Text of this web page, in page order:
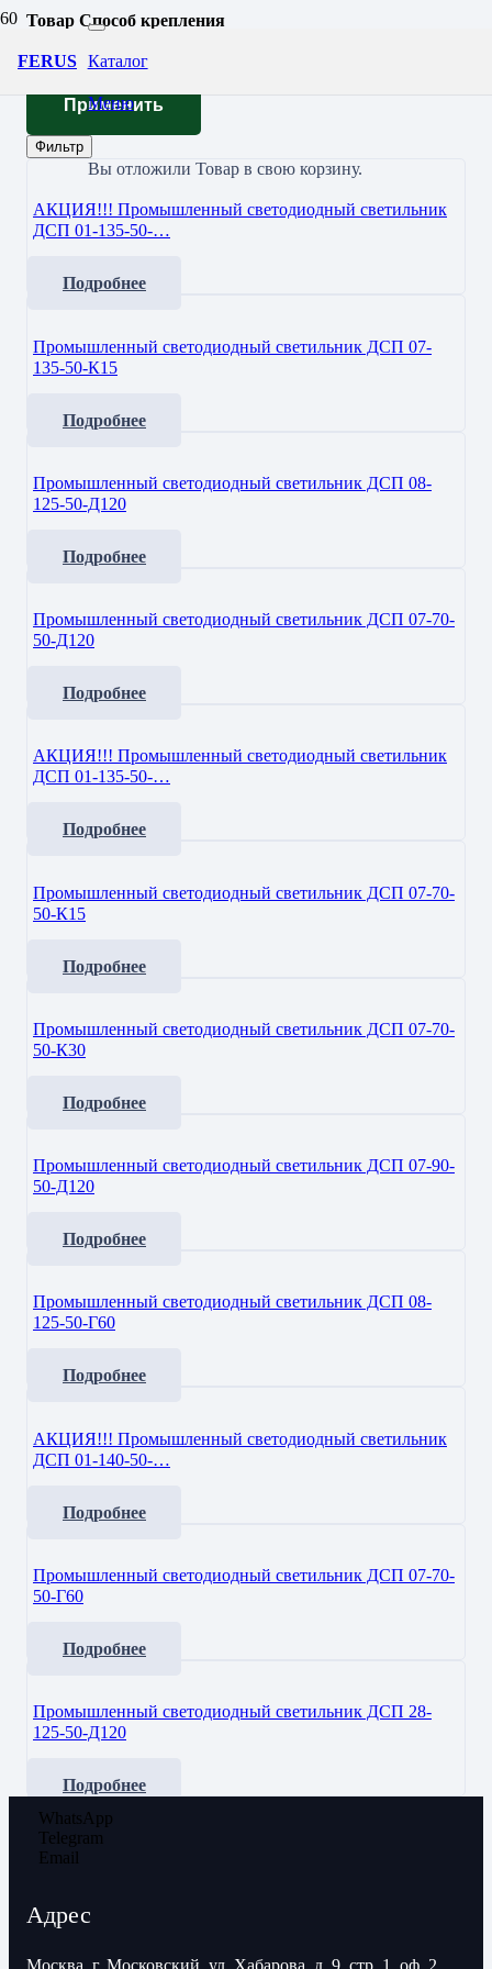
FERUS Каталог
Меню
Вы отложили Товарв свою корзину.
Товар Способ крепления
Применить
Фильтр
АКЦИЯ!!! Промышленный светодиодный светильник
ДСП 01-135-50-…
Подробнее
Промышленный светодиодный светильник ДСП 07-
135-50-К15
Подробнее
Промышленный светодиодный светильник ДСП 08-
125-50-Д120
Подробнее
Промышленный светодиодный светильник ДСП 07-70-
50-Д120
Подробнее
АКЦИЯ!!! Промышленный светодиодный светильник
ДСП 01-135-50-…
Подробнее
Промышленный светодиодный светильник ДСП 07-70-
50-К15
Подробнее
Промышленный светодиодный светильник ДСП 07-70-
50-К30
Подробнее
Промышленный светодиодный светильник ДСП 07-90-
50-Д120
Подробнее
Промышленный светодиодный светильник ДСП 08-
125-50-Г60
Подробнее
АКЦИЯ!!! Промышленный светодиодный светильник
ДСП 01-140-50-…
Подробнее
Промышленный светодиодный светильник ДСП 07-70-
50-Г60
Подробнее
Промышленный светодиодный светильник ДСП 28-
125-50-Д120
Подробнее
WhatsApp
Telegram
Email
Адрес
Москва, г. Московский, ул. Хабарова, д. 9, стр. 1, оф. 2